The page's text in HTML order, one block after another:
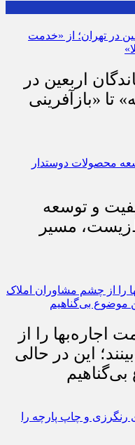
اربعین در
تا «بازآفرینی
و توسعه
مسیر
اجاره‌بها را از
این در حالی